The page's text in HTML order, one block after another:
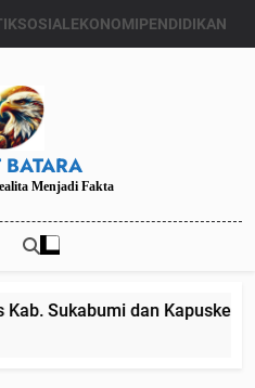
SOSIALEKONOMIPENDIDIKAN
BATARA
Menjadi Fakta
Sukabumi dan